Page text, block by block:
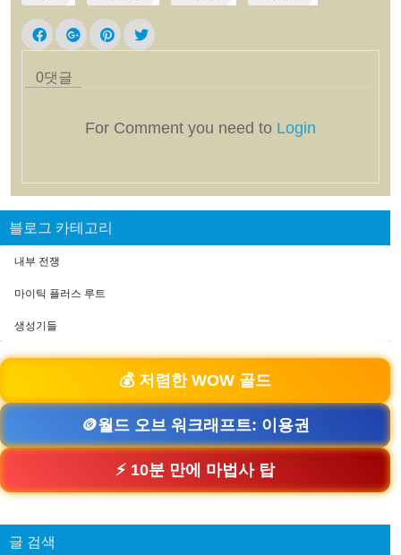
0댓글
For Comment you need to Login
블로그 카테고리
내부 전쟁
마이틱 플러스 루트
생성기들
💰 저렴한 WOW 골드
🪙월드 오브 워크래프트: 이용권
⚡ 10분 만에 마법사 탑
글 검색